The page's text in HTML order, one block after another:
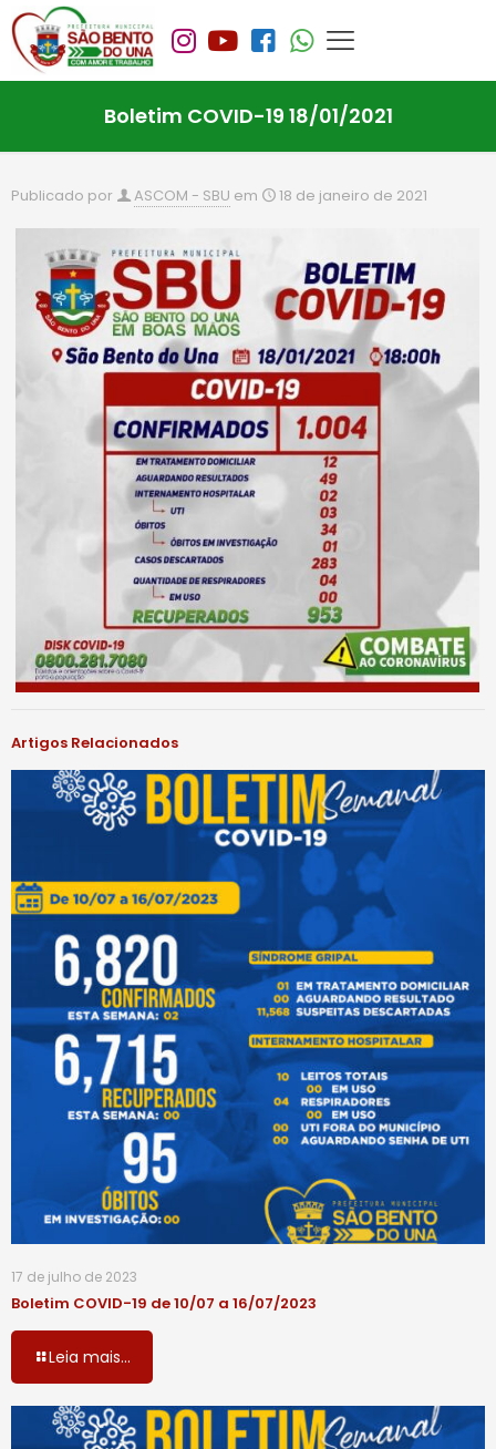
Boletim COVID-19 18/01/2021
Publicado por ASCOM - SBU em 18 de janeiro de 2021
Artigos Relacionados
17 de julho de 2023
Boletim COVID-19 de 10/07 a 16/07/2023
Leia mais...